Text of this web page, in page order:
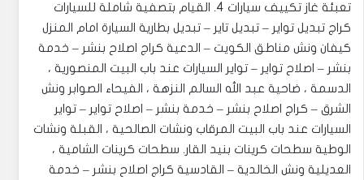
تعبئة غاز تكييف سيارات 4. القيام بتصفية شاملة للسيارات
‎كراج تبديل تواير – تبديل تاير – تبديل بطارية السيارة امام المنزل
كيفان ونش مناطق الكويت – الدعية كراج اصلاح بنشر – خدمة
بنشر – اصلاح تواير – تواير السيارات عند باب البيت المنصورية ،
الدسمة ، ضاحية عبد الله السالم النزهة ، الفيحاء ‎الصوابر ونش
الشرق – كراج اصلاح بنشر – خدمة بنشر – اصلاح تواير – تواير
السيارات عند باب البيت المرقاب ونشات الصالحية ، القبلة ونشات
الوطية سطحات كرينات بنيد القار. ‎سطحات كرينات الشامية ،
العديلية ونش الخالدية – القادسية كراج اصلاح بنشر – خدمة